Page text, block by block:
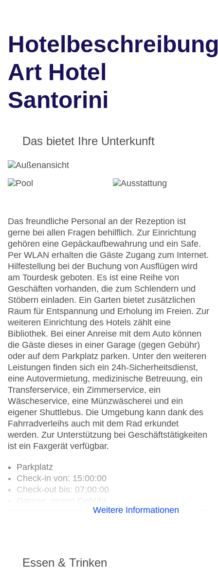
Art Hotel
Santorini
Das bietet Ihre Unterkunft
Das freundliche Personal an der Rezeption ist
gerne bei allen Fragen behilflich. Zur Einrichtung
gehören eine Gepäckaufbewahrung und ein Safe.
Per WLAN erhalten die Gäste Zugang zum Internet.
Hilfestellung bei der Buchung von Ausflügen wird
am Tourdesk geboten. Es ist eine Reihe von
Geschäften vorhanden, die zum Schlendern und
Stöbern einladen. Ein Garten bietet zusätzlichen
Raum für Entspannung und Erholung im Freien. Zur
weiteren Einrichtung des Hotels zählt eine
Bibliothek. Bei einer Anreise mit dem Auto können
die Gäste dieses in einer Garage (gegen Gebühr)
oder auf dem Parkplatz parken. Unter den weiteren
Leistungen finden sich ein 24h-Sicherheitsdienst,
eine Autovermietung, medizinische Betreuung, ein
Transferservice, ein Zimmerservice, ein
Wäscheservice, eine Münzwäscherei und ein
eigener Shuttlebus. Die Umgebung kann dank des
Fahrradverleihs auch mit dem Rad erkundet
werden. Zur Unterstützung bei Geschäftstätigkeiten
ist ein Faxgerät verfügbar.
Parkplatz
Check-in von: 15:00:00
Check-out bis: 07:00:00
Garten: ohne Gebühr
Zimmerservice
Sonnenterrasse
Weitere Informationen
Essen & Trinken